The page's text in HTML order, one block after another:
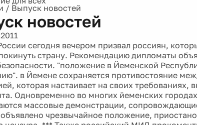
/ Выпуск новостей
новостей
сегодня вечером призвал россиян,
страну. Рекомендацию дипломаты
"положение в Йеменской
в Йемене сохраняется противостояние
которая настаивает на своих требованиях,
Одновременно во многих йеменских
массовые демонстрации,
чрезвычайное положение,